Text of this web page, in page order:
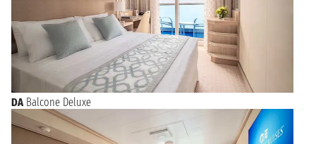
DA Balcone Deluxe